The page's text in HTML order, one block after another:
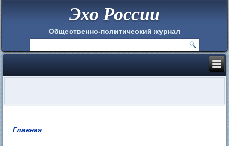
Эхо России
Общественно-политический журнал
Главная